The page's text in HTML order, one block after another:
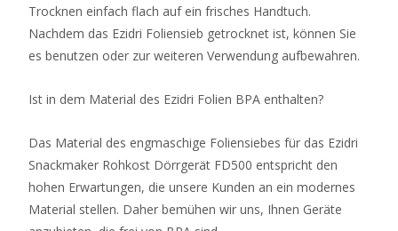
Trocknen einfach flach auf ein frisches Handtuch.
Nachdem das Ezidri Foliensieb getrocknet ist, können Sie
es benutzen oder zur weiteren Verwendung aufbewahren.
Ist in dem Material des Ezidri Folien BPA enthalten?
Das Material des engmaschige Foliensiebes für das Ezidri
Snackmaker Rohkost Dörrgerät FD500 entspricht den
hohen Erwartungen, die unsere Kunden an ein modernes
Material stellen. Daher bemühen wir uns, Ihnen Geräte